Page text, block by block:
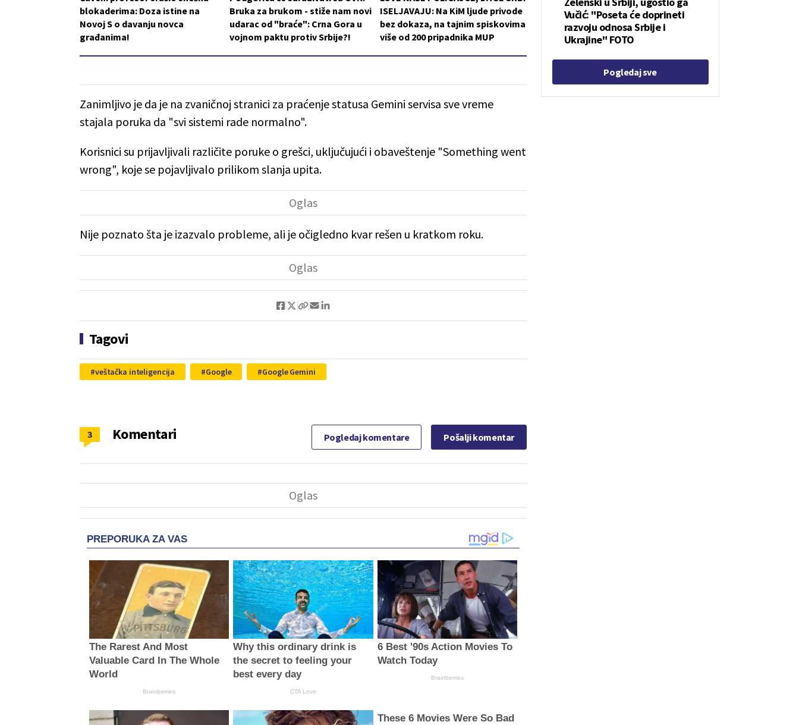
blokaderima: Doza istine na
Novoj S o davanju novca
građanima!
Bruka za brukom - stiže nam novi
udarac od "braće": Crna Gora u
vojnom paktu protiv Srbije?!
ISELJAVAJU: Na KiM ljude privode
bez dokaza, na tajnim spiskovima
više od 200 pripadnika MUP
Zanimljivo je da je na zvaničnoj stranici za praćenje statusa Gemini servisa sve vreme
stajala poruka da "svi sistemi rade normalno".
Korisnici su prijavljivali različite poruke o grešci, uključujući i obaveštenje "Something went
wrong", koje se pojavljivalo prilikom slanja upita.
Nije poznato šta je izazvalo probleme, ali je očigledno kvar rešen u kratkom roku.
Tagovi
veštačka inteligencija Google Google Gemini
Komentari
3 Pogledaj komentare Pošalji komentar
PREPORUKA ZA VAS
The Rarest And Most
Valuable Card In The Whole
World
Brainberries
Why this ordinary drink is
the secret to feeling your
best every day
CTA Love
6 Best '90s Action Movies To
Watch Today
Brainberries
These 6 Movies Were So Bad
Vučić: "Poseta će doprineti
razvoju odnosa Srbije i
Ukrajine" FOTO
Pogledaj sve